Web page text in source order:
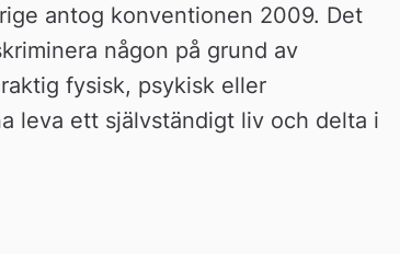
antog konventionen 2009. Det
någon på grund av
fysisk, psykisk eller
leva ett självständigt liv och delta i